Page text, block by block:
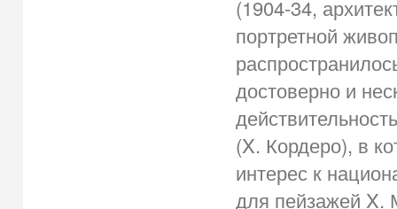
(1904-34,
портретной
достоверно и
(X. Кордеро), в
интерес к
для пейзажей X.